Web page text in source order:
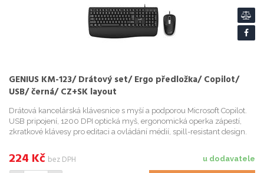
GENIUS KM-123/ Drátový set/ Ergo předložka/ Copilot/
USB/ černá/ CZ+SK layout
Drátová kancelárská klávesnice s myší a podporou Microsoft Copilot.
USB pripojení, 1200 DPI optická myš, ergonomická operka zápestí,
zkratkové klávesy pro editaci a ovládání médií, spill-resistant design.
u dodavatele
224 Kč bez DPH